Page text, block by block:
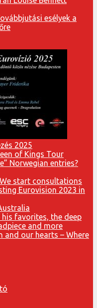
esélyek a
2025
Norwegian entries?
start consultations
Eurovision 2023 in
his favorites, the deep
and more
and our hearts – Where